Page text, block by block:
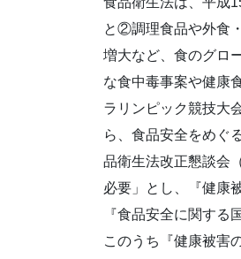
と②調理食品や外食
増大など、食のグロ
な食中毒事案や健康
ラリンピック競技大
ら、食品安全をめぐ
品衛生法改正懇談会
必要」とし、『健康
『食品安全に関する
このうち『健康被害